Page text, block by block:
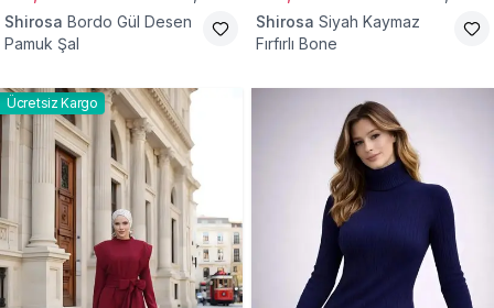
Shirosa Bordo Gül Desen
Pamuk Şal
Shirosa Siyah Kaymaz
Fırfırlı Bone
Ücretsiz Kargo